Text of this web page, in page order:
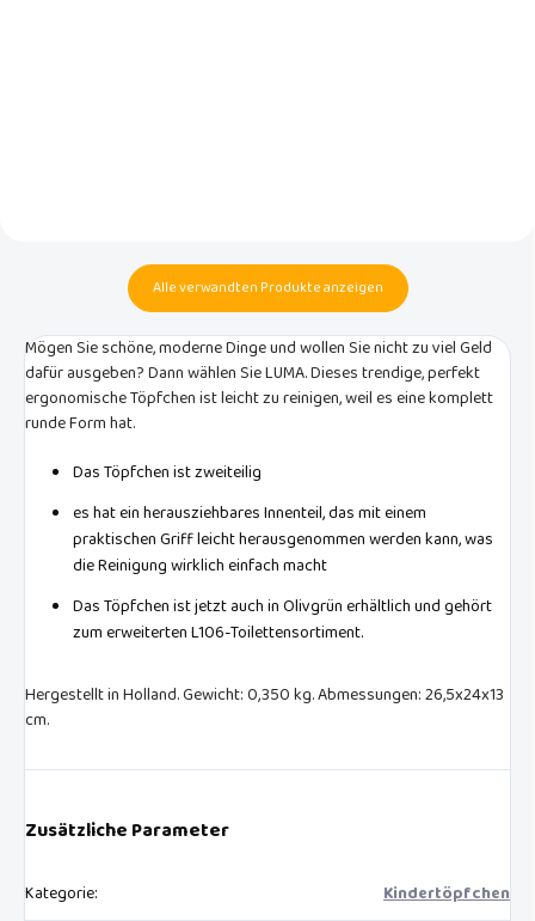
Alle verwandten Produkte anzeigen
Mögen Sie schöne, moderne Dinge und wollen Sie nicht zu viel Geld
dafür ausgeben? Dann wählen Sie LUMA. Dieses trendige, perfekt
ergonomische Töpfchen ist leicht zu reinigen, weil es eine komplett
runde Form hat.
Das Töpfchen ist zweiteilig
es hat ein herausziehbares Innenteil, das mit einem
praktischen Griff leicht herausgenommen werden kann, was
die Reinigung wirklich einfach macht
Das Töpfchen ist jetzt auch in Olivgrün erhältlich und gehört
zum erweiterten L106-Toilettensortiment.
Hergestellt in Holland. Gewicht: 0,350 kg. Abmessungen: 26,5x24x13
cm.
Zusätzliche Parameter
Kategorie:
Kindertöpfchen